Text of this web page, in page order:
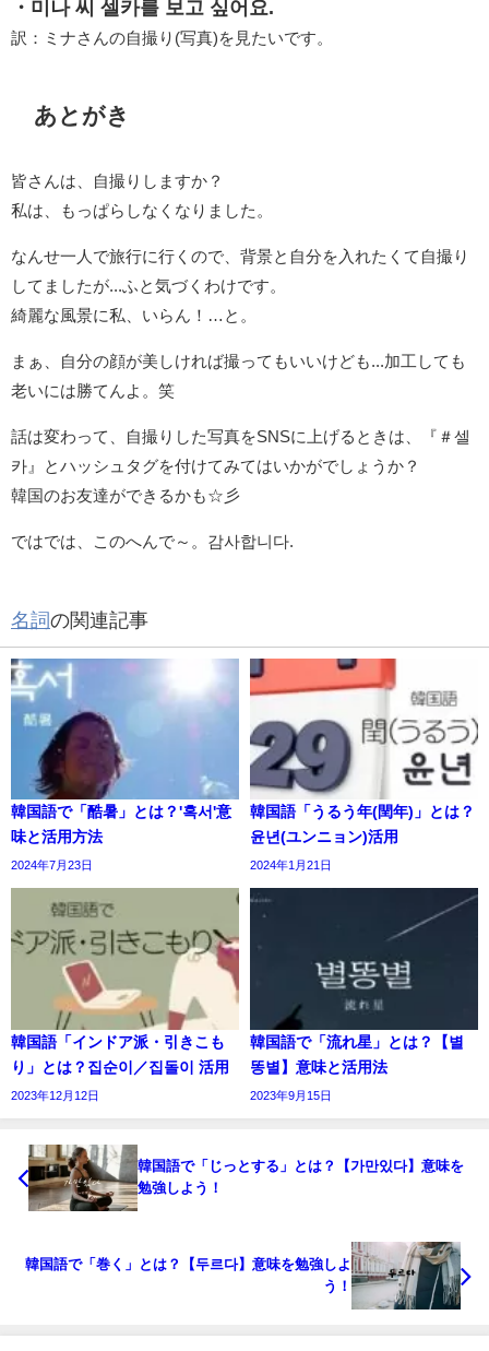
・미나 씨 셀카를 보고 싶어요.
訳：ミナさんの自撮り(写真)を見たいです。
あとがき
皆さんは、自撮りしますか？
私は、もっぱらしなくなりました。
なんせ一人で旅行に行くので、背景と自分を入れたくて自撮り
してましたが...ふと気づくわけです。
綺麗な風景に私、いらん！…と。
まぁ、自分の顔が美しければ撮ってもいいけども...加工しても
老いには勝てんよ。笑
話は変わって、自撮りした写真をSNSに上げるときは、『＃셀
카』とハッシュタグを付けてみてはいかがでしょうか？
韓国のお友達ができるかも☆彡
ではでは、このへんで～。감사합니다.
名詞の関連記事
韓国語で「酷暑」とは？'혹서'意
味と活用方法
2024年7月23日
韓国語「うるう年(閏年)」とは？
윤년(ユンニョン)活用
2024年1月21日
韓国語「インドア派・引きこも
り」とは？집순이／집돌이 活用
2023年12月12日
韓国語で「流れ星」とは？【별
똥별】意味と活用法
2023年9月15日
韓国語で「じっとする」とは？【가만있다】意味を
勉強しよう！
韓国語で「巻く」とは？【두르다】意味を勉強しよ
う！